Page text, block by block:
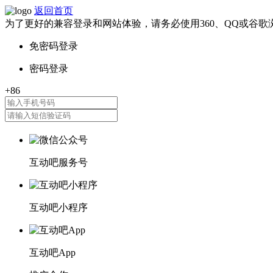
返回首页
为了更好的兼容登录和网站体验，请务必使用360、QQ或谷歌
互动吧服务号
互动吧小程序
互动吧App